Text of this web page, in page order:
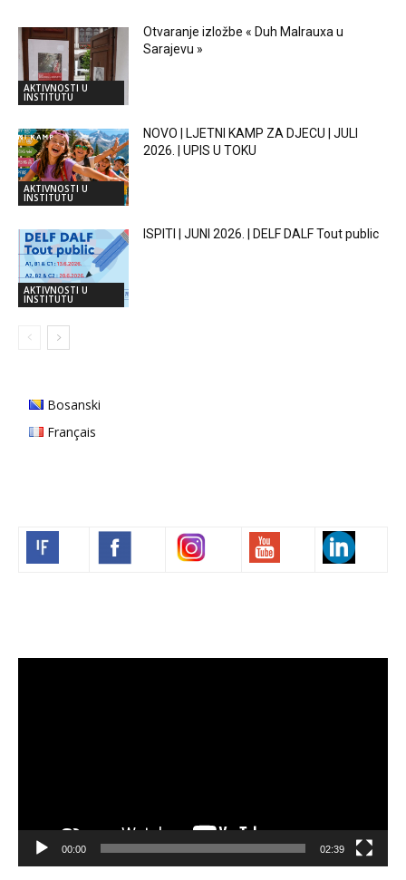
AKTIVNOSTI U
INSTITUTU
Otvaranje izložbe « Duh Malrauxa u
Sarajevu »
AKTIVNOSTI U
INSTITUTU
NOVO | LJETNI KAMP ZA DJECU | JULI
2026. | UPIS U TOKU
AKTIVNOSTI U
INSTITUTU
ISPITI | JUNI 2026. | DELF DALF Tout public
Bosanski
Français
00:00 02:39